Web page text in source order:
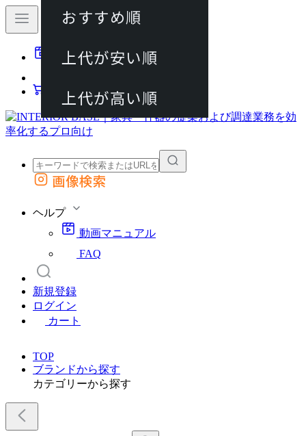
動画マニュアル
カート
外部サイトの商品をカートに追加
画像検索
ヘルプ
動画マニュアル
FAQ
新規登録
ログイン
カート
TOP
ブランドから探す
カテゴリーから探す
おすすめ順
上代が安い順
上代が高い順